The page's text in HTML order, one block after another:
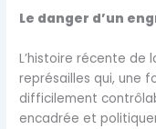
Le danger d’un
L’histoire récente de
représailles qui, une
difficilement
encadrée et